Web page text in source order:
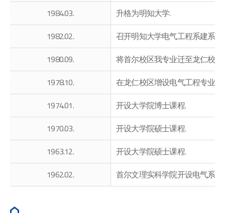
1984.03.
升格为明知大学.
1982.02.
召开明知大学电气工程系建系大
1980.09.
将首尔校区我专业迁至龙仁校区
1978.10.
在龙仁校区增设电气工程专业.
1974.01.
开设大学院博士课程.
1970.03.
开设大学院硕士课程.
1963.12.
开设大学院硕士课程.
1962.02.
首尔文理实科学院开设电气系